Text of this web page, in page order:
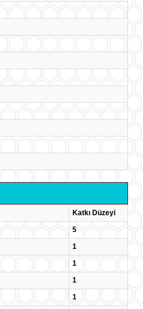
Katkı Düzeyi
5
1
1
1
1